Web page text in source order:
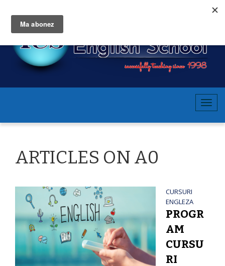
T
ARTICLES ON A0
CURSURI
ENGLEZA
PROGR
AM
CURSU
RI